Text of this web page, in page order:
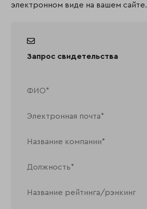
электронном виде на вашем сайте.
Запрос свидетельства